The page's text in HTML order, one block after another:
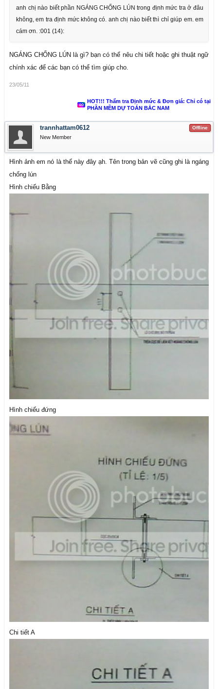
anh chị nào biết phần NGÁNG CHỐNG LÚN trong định mức tra ở đâu
không, em tra định mức không có. anh chị nào biết thì chỉ giúp em. em
cám ơn. :001 (14):
NGÁNG CHỐNG LÚN là gì? bạn có thể nêu chi tiết hoặc ghi thuật ngữ
chính xác để các bạn có thể tìm giúp cho.
23/05/11
HOT!!! Thẩm tra Định mức & Đơn giá: Chỉ có tại
PHẦN MỀM DỰ TOÁN BẮC NAM
Offline
trannhattam0612
New Member
Hình ảnh em nó là thế này đây ạh. Tên trong bản vẽ cũng ghi là ngáng
chống lún
Hình chiếu Bằng
Hình chiếu đứng
Chi tiết A